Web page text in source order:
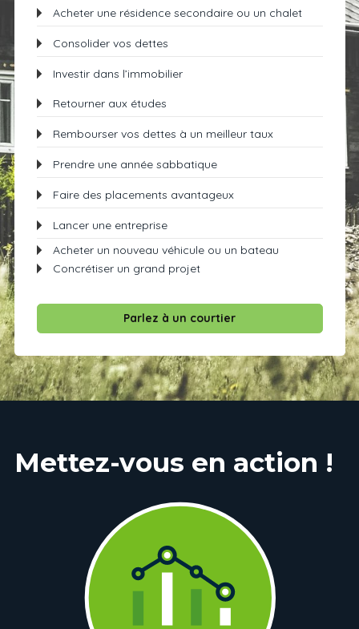
Acheter une résidence secondaire ou un chalet
Consolider vos dettes
Investir dans l’immobilier
Retourner aux études
Rembourser vos dettes à un meilleur taux
Prendre une année sabbatique
Faire des placements avantageux
Lancer une entreprise
Acheter un nouveau véhicule ou un bateau
Concrétiser un grand projet
Parlez à un courtier
Mettez-vous en action !